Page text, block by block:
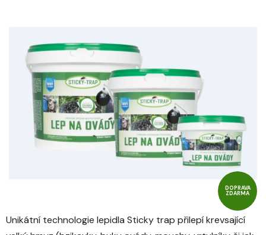
Unikátní technologie lepidla Sticky trap přilepí krevsající
hvězdiček.
DOPRAVA
ZDARMA